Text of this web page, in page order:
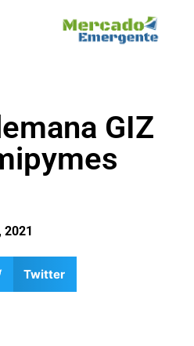
GIZ
2021
Twitter